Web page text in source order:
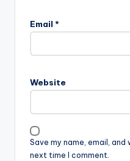
Email *
Website
Save my name, email,
next time I comment.